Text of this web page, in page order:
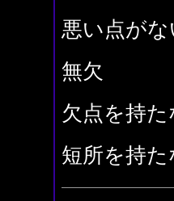
悪い点がな
無欠
欠点を持た
短所を持た